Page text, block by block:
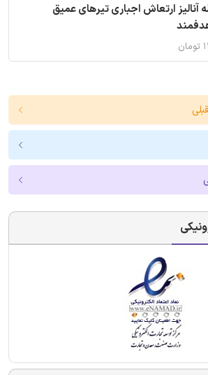
آنالیز ارتعاش اجباری تیرهای عمیق